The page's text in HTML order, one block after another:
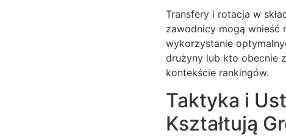
Transfery i rotacja w
zawodnicy mogą wnieść
wykorzystanie
drużyny lub kto obecnie
kontekście rankingów.
Taktyka i
Kształtują